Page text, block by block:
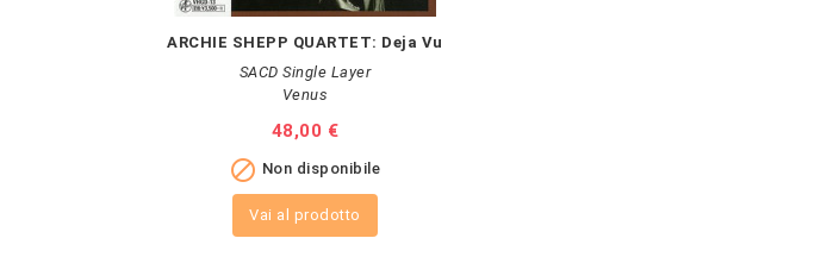
ARCHIE SHEPP QUARTET: Deja Vu
SACD Single Layer
Venus
Prezzo
48,00 €
 Non disponibile
Vai al prodotto